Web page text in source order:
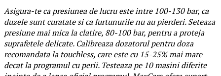
Asigura-te ca presiunea de lucru este intre 100-130 bar, ca
duzele sunt curatate si ca furtunurile nu au pierderi. Seteaza
presiune mai mica la clatire, 80-100 bar, pentru a proteja
suprafetele delicate. Calibreaza dozatorul pentru doza
recomandata la touchless, care este cu 15-25% mai mare
decat la programul cu perii. Testeaza pe 10 masini diferite